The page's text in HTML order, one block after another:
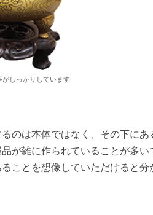
しっかりしています
のは本体ではなく、その下にあ
が雑に作られていることが多い
ことを想像していただけると分